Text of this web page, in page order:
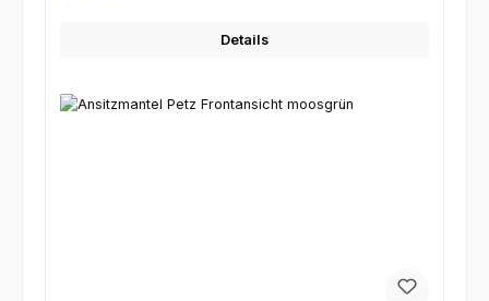
Details